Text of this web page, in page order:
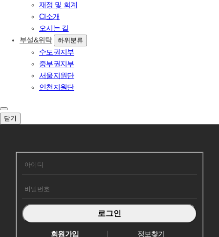
재정 및 회계
CI소개
오시는 길
부설&위탁
하위분류
수도권지부
중부권지부
서울지원단
인천지원단
닫기
회원가입 정보찾기